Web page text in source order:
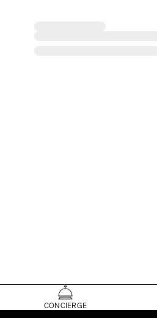
CONCIERGE